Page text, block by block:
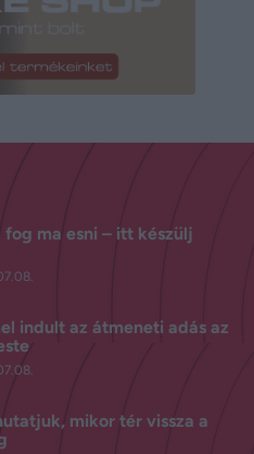
ma esni – itt készülj
indult az átmeneti adás az
mikor tér vissza a